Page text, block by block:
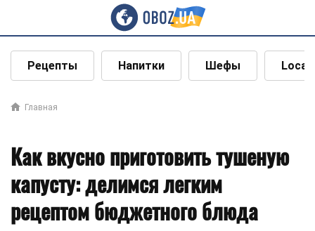
Рецепты Напитки Шефы Local
Главная
Как вкусно приготовить тушеную
капусту: делимся легким
рецептом бюджетного блюда